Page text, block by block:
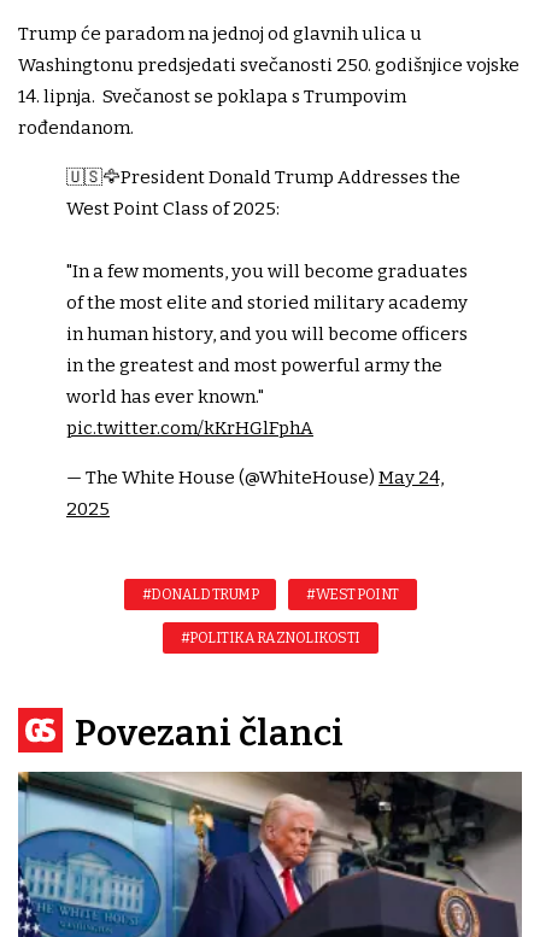
Trump će paradom na jednoj od glavnih ulica u
Washingtonu predsjedati svečanosti 250. godišnjice vojske
14. lipnja. Svečanost se poklapa s Trumpovim
rođendanom.
🇺🇸🦅President Donald Trump Addresses the
West Point Class of 2025:
"In a few moments, you will become graduates
of the most elite and storied military academy
in human history, and you will become officers
in the greatest and most powerful army the
world has ever known."
pic.twitter.com/kKrHGlFphA
— The White House (@WhiteHouse) May 24,
2025
#DONALD TRUMP #WEST POINT
#POLITIKA RAZNOLIKOSTI
Povezani članci